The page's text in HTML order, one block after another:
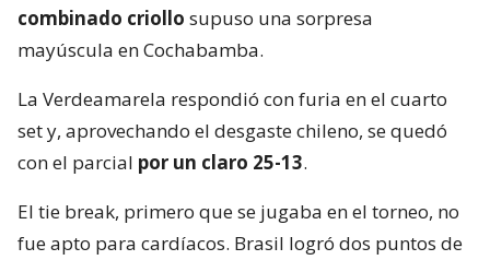
combinado criollo supuso una sorpresa
mayúscula en Cochabamba.
La Verdeamarela respondió con furia en el cuarto
set y, aprovechando el desgaste chileno, se quedó
con el parcial por un claro 25-13.
El tie break, primero que se jugaba en el torneo, no
fue apto para cardíacos. Brasil logró dos puntos de